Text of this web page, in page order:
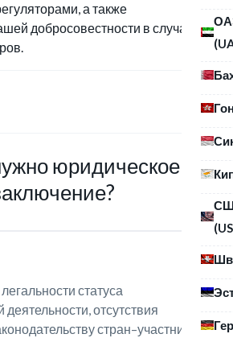
а также
добросовестности в случае
юридическое
статуса
отсутствия
стран–участниц